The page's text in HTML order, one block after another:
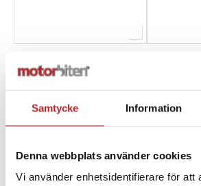
Samtycke Information
Denna webbplats använder cookies
Vi använder enhetsidentifierare för att
Batteriladdare CTEK
MXS 3.8
Lägg i varukorg Lägg